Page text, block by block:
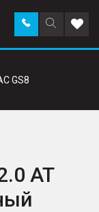
Поиск
по
Заказать
звонок в
GS8
AT